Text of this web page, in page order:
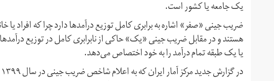
یک جامعه یا کشور است.
ضریب جینی «صفر» اشاره به برابری کامل توزیع درآمدها دارد چرا که افراد یا
هستند و در مقابل ضریب جینی «یک» حاکی از نابرابری کامل در توزیع
یا یک طبقه تمام درآمد را به خود اختصاص می‌دهد.